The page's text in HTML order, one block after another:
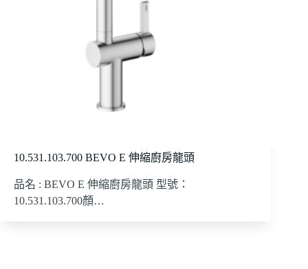
10.531.103.700 BEVO E 伸縮廚房龍頭
品名 : BEVO E 伸縮廚房龍頭 型號：
10.531.103.700顏…